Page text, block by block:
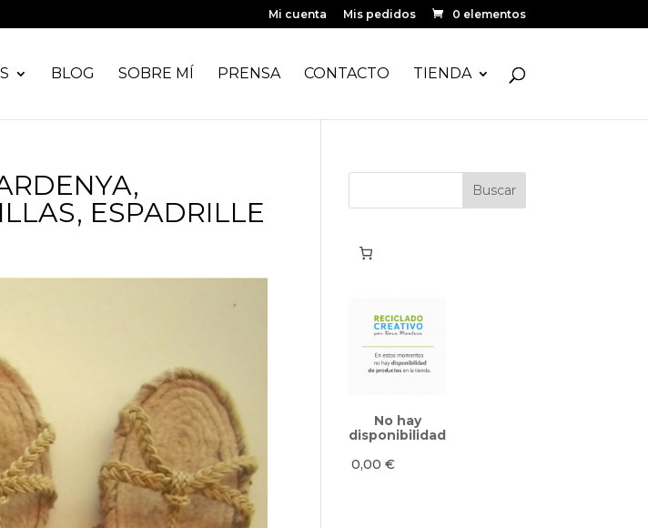
Mi cuenta Mis pedidos 0 elementos
BLOG SOBRE MÍ PRENSA CONTACTO TIENDA
ESPADRILLE
No hay
disponibilidad
0,00€